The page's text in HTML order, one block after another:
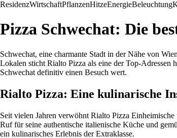
ResidenzWirtschaftPflanzenHitzeEnergieBeleuchtung
Pizza Schwechat: Die
Schwechat, eine charmante Stadt in der Nähe von
Lokalen sticht Rialto Pizza als eine der Top-Adressen
Schwechat definitiv einen Besuch wert.
Rialto Pizza: Eine kulinarische
Seit vielen Jahren verwöhnt Rialto Pizza
Ruf für seine authentische italienische Küche und
ein kulinarisches Erlebnis der Extraklasse.